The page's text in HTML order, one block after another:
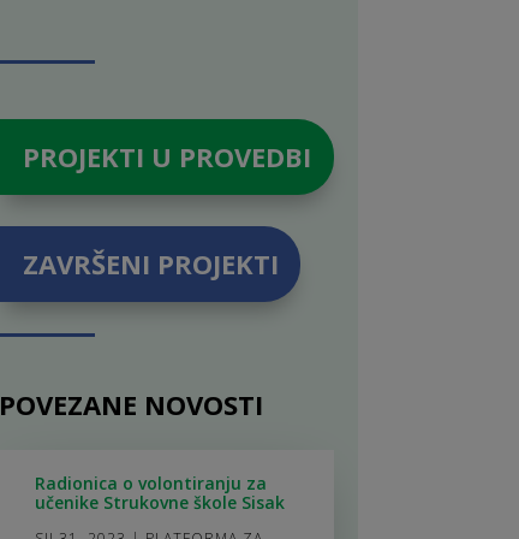
PROJEKTI U PROVEDBI
ZAVRŠENI PROJEKTI
POVEZANE NOVOSTI
Radionica o volontiranju za
učenike Strukovne škole Sisak